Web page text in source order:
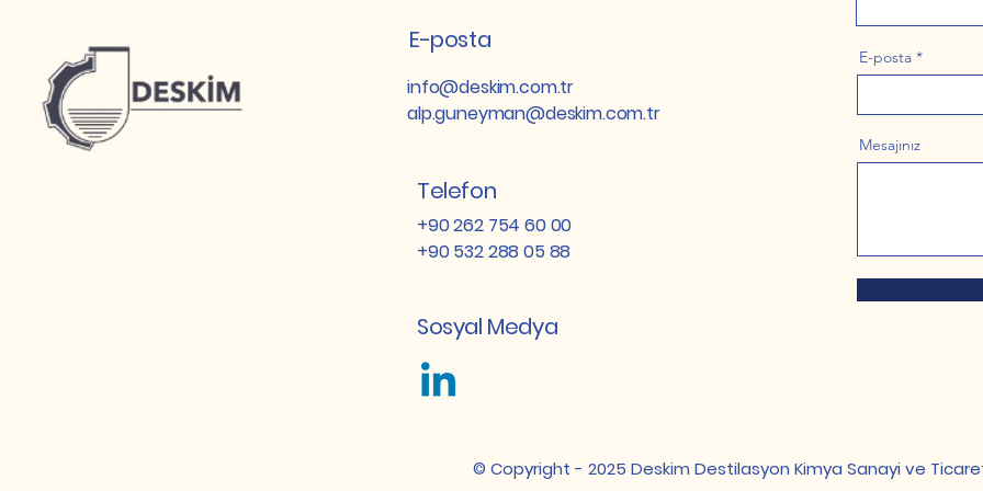
E-posta
info@deskim.com.tr
alp.guneyman@deskim.com.tr
Telefon
+90 262 754 60 00
+90 532 288 05 88
Sosyal Medya
E-posta
Mesajınız
© Copyright - 2025 Deskim Destilasyon Kimya Sanayi ve